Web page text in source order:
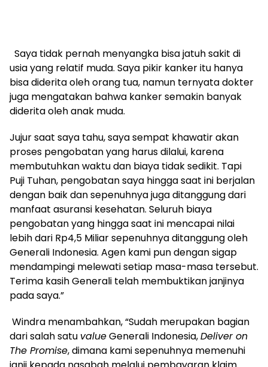
Saya tidak pernah menyangka bisa jatuh sakit di
usia yang relatif muda. Saya pikir kanker itu hanya
bisa diderita oleh orang tua, namun ternyata dokter
juga mengatakan bahwa kanker semakin banyak
diderita oleh anak muda.
Jujur saat saya tahu, saya sempat khawatir akan
proses pengobatan yang harus dilalui, karena
membutuhkan waktu dan biaya tidak sedikit. Tapi
Puji Tuhan, pengobatan saya hingga saat ini berjalan
dengan baik dan sepenuhnya juga ditanggung dari
manfaat asuransi kesehatan. Seluruh biaya
pengobatan yang hingga saat ini mencapai nilai
lebih dari Rp4,5 Miliar sepenuhnya ditanggung oleh
Generali Indonesia. Agen kami pun dengan sigap
mendampingi melewati setiap masa-masa tersebut.
Terima kasih Generali telah membuktikan janjinya
pada saya.”
Windra menambahkan, “Sudah merupakan bagian
dari salah satu valueGenerali Indonesia,Deliver on
The Promise, dimana kami sepenuhnya memenuhi